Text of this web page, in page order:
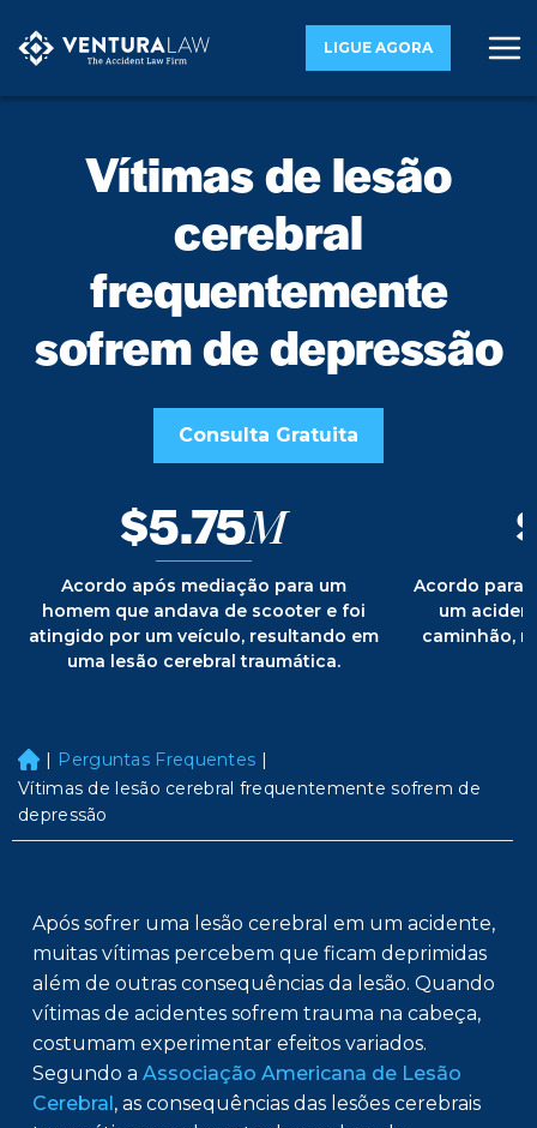
LIGUE AGORA
Vítimas de lesão
cerebral
frequentemente
sofrem de depressão
Consulta Gratuita
$5.75M
Acordo após mediação para um
homem que andava de scooter e foi
atingido por um veículo, resultando em
uma lesão cerebral traumática.
Acordo para
um
caminhão,
H
o
m
e
| Perguntas Frequentes |
Vítimas de lesão cerebral frequentemente sofrem de
depressão
Após sofrer uma lesão cerebral em um acidente,
muitas vítimas percebem que ficam deprimidas
além de outras consequências da lesão. Quando
vítimas de acidentes sofrem trauma na cabeça,
costumam experimentar efeitos variados.
Segundo a Associação Americana de Lesão
Cerebral, as consequências das lesões cerebrais